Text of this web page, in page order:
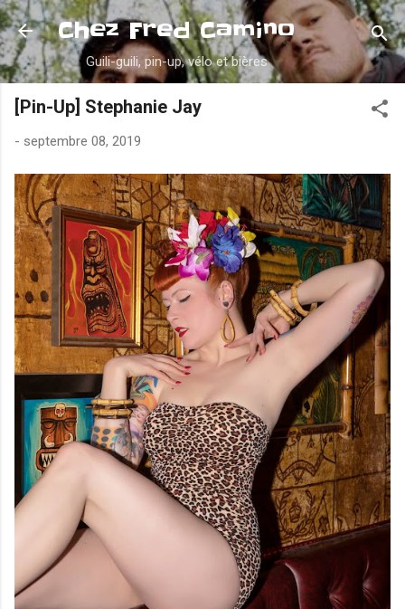
Accéder au contenu principal
Chez Fred Camino
Guili-guili, pin-up, vélo et bières
[Pin-Up] Stephanie Jay
- septembre 08, 2019